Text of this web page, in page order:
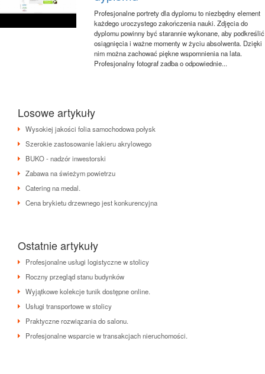
Profesjonalne portrety dla dyplomu to niezbędny element
każdego uroczystego zakończenia nauki. Zdjęcia do
dyplomu powinny być starannie wykonane, aby podkreślić
osiągnięcia i ważne momenty w życiu absolwenta. Dzięki
nim można zachować piękne wspomnienia na lata.
Profesjonalny fotograf zadba o odpowiednie...
Losowe artykuły
Wysokiej jakości folia samochodowa połysk
Szerokie zastosowanie lakieru akrylowego
BUKO - nadzór inwestorski
Zabawa na świeżym powietrzu
Catering na medal.
Cena brykietu drzewnego jest konkurencyjna
Ostatnie artykuły
Profesjonalne usługi logistyczne w stolicy
Roczny przegląd stanu budynków
Wyjątkowe kolekcje tunik dostępne online.
Usługi transportowe w stolicy
Praktyczne rozwiązania do salonu.
Profesjonalne wsparcie w transakcjach nieruchomości.